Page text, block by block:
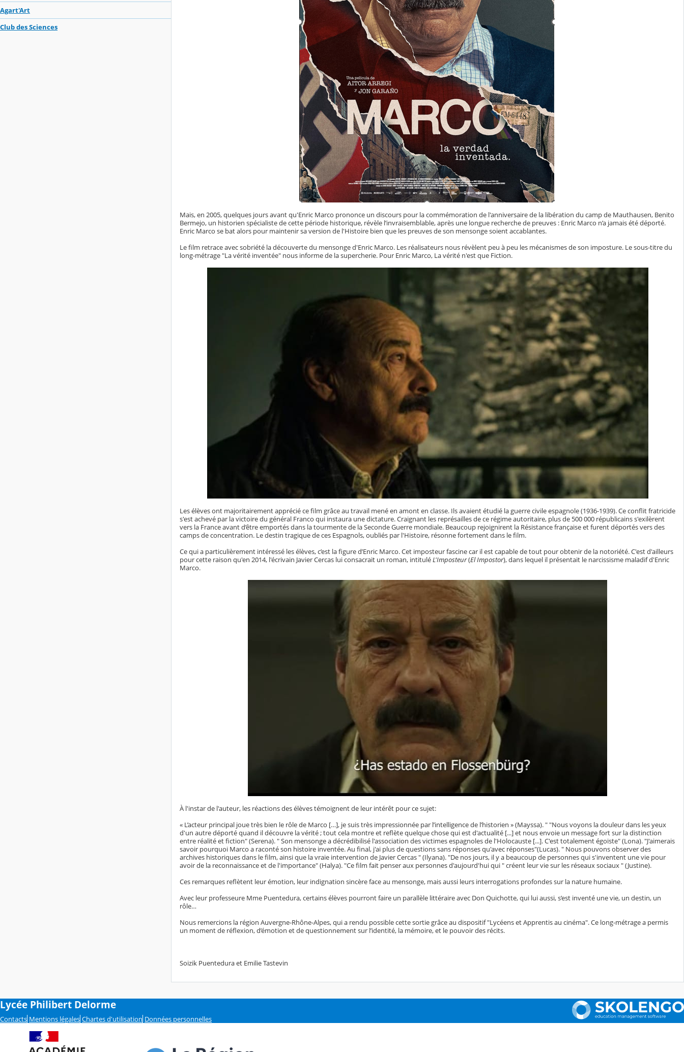
Agart'Art
Club des Sciences
Mais, en 2005, quelques jours avant qu'Enric Marco prononce un discours pour la commémoration de l'anniversaire de la libération du camp de Mauthausen, Benito
Bermejo, un historien spécialiste de cette période historique, révèle l’invraisemblable, après une longue recherche de preuves : Enric Marco n’a jamais été déporté.
Enric Marco se bat alors pour maintenir sa version de l'Histoire bien que les preuves de son mensonge soient accablantes.
Le film retrace avec sobriété la découverte du mensonge d'Enric Marco. Les réalisateurs nous révèlent peu à peu les mécanismes de son imposture. Le sous-titre du
long-métrage "La vérité inventée" nous informe de la supercherie. Pour Enric Marco, La vérité n'est que Fiction.
Les élèves ont majoritairement apprécié ce film grâce au travail mené en amont en classe. Ils avaient étudié la guerre civile espagnole (1936-1939). Ce conflit fratricide
s'est achevé par la victoire du général Franco qui instaura une dictature. Craignant les représailles de ce régime autoritaire, plus de 500 000 républicains s'exilèrent
vers la France avant d’être emportés dans la tourmente de la Seconde Guerre mondiale. Beaucoup rejoignirent la Résistance française et furent déportés vers des
camps de concentration. Le destin tragique de ces Espagnols, oubliés par l'Histoire, résonne fortement dans le film.
Ce qui a particulièrement intéressé les élèves, c’est la figure d’Enric Marco. Cet imposteur fascine car il est capable de tout pour obtenir de la notoriété. C'est d'ailleurs
pour cette raison qu'en 2014, l'écrivain Javier Cercas lui consacrait un roman, intituléL'Imposteur(El Impostor), dans lequel il présentait le narcissisme maladif d'Enric
Marco.
À l'instar de l'auteur, les réactions des élèves témoignent de leur intérêt pour ce sujet:
« L’acteur principal joue très bien le rôle de Marco […], je suis très impressionnée par l’intelligence de l’historien » (Mayssa). " "Nous voyons la douleur dans les yeux
d'un autre déporté quand il découvre la vérité ; tout cela montre et reflète quelque chose qui est d'actualité [...] et nous envoie un message fort sur la distinction
entre réalité et fiction" (Serena). " Son mensonge a décrédibilisé l'association des victimes espagnoles de l'Holocauste [...]. C'est totalement égoïste" (Lona). "J'aimerais
savoir pourquoi Marco a raconté son histoire inventée. Au final, j'ai plus de questions sans réponses qu'avec réponses"(Lucas). " Nous pouvons observer des
archives historiques dans le film, ainsi que la vraie intervention de Javier Cercas " (Ilyana). "De nos jours, il y a beaucoup de personnes qui s'inventent une vie pour
avoir de la reconnaissance et de l'importance" (Halya). "Ce film fait penser aux personnes d'aujourd'hui qui " créent leur vie sur les réseaux sociaux " (Justine).
Ces remarques reflètent leur émotion, leur indignation sincère face au mensonge, mais aussi leurs interrogations profondes sur la nature humaine.
Avec leur professeure Mme Puentedura, certains élèves pourront faire un parallèle littéraire avec Don Quichotte, qui lui aussi, s’est inventé une vie, un destin, un
rôle…
Nous remercions la région Auvergne-Rhône-Alpes, qui a rendu possible cette sortie grâce au dispositif "Lycéens et Apprentis au cinéma". Ce long-métrage a permis
un moment de réflexion, d’émotion et de questionnement sur l’identité, la mémoire, et le pouvoir des récits.
Soizik Puentedura et Emilie Tastevin
Lycée Philibert Delorme
Contacts Mentions légales Chartes d'utilisation Données personnelles